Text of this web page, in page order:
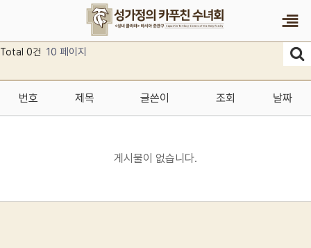
Total 0건 10 페이지
번호 제목 글쓴이 조회 날짜
게시물이 없습니다.